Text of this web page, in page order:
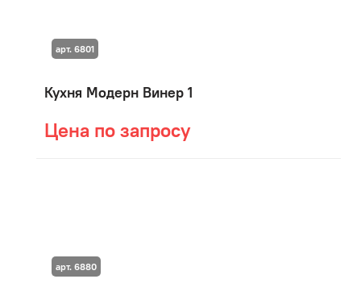
Кухня Модерн Винер 1
Цена по запросу
арт. 6801
арт. 6880